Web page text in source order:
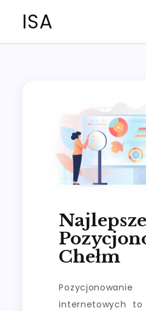
ISA
Najlepsze
Chełm
internetowych